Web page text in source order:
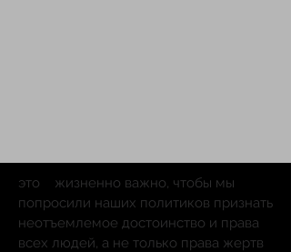
это
жизненно важно, чтобы мы
попросили наших политиков признать
неотъемлемое достоинство и права
всех людей, а не только права жертв